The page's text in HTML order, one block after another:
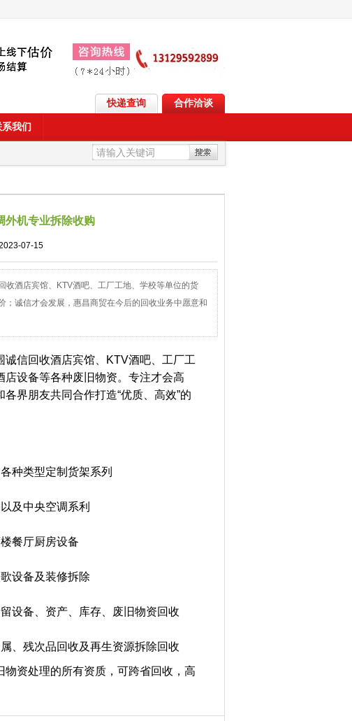
快递查询 合作洽谈
系我们
外机专业拆除收购
07-15
收酒店宾馆、KTV酒吧、工厂工地、学校等单位的货
诚信才会发展，惠昌商贸在今后的回收业务中愿意和
信回收酒店宾馆、KTV酒吧、工厂工
设备等各种废旧物资。专注才会高
界朋友共同合作打造“优质、高效”的
种类型定制货架系列
及中央空调系利
餐厅厨房设备
设备及装修拆除
设备、资产、库存、废旧物资回收
、残次品回收及再生资源拆除回收
资处理的所有资质，可跨省回收，高